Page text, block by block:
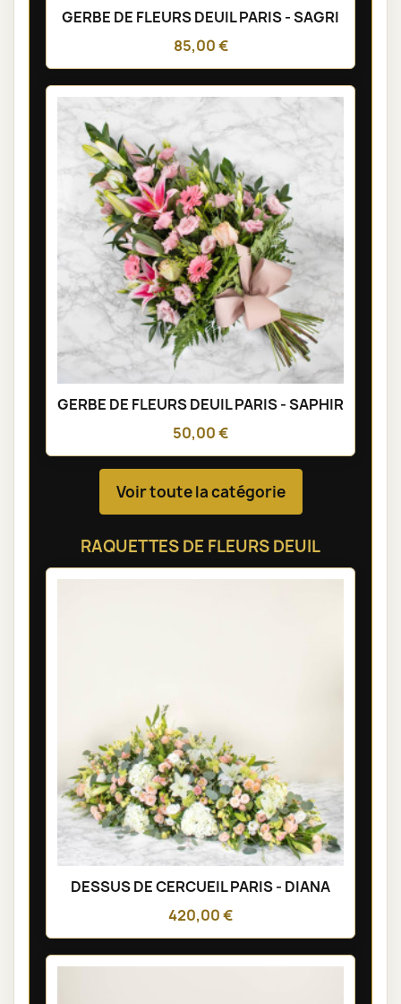
GERBE DE FLEURS DEUIL PARIS - SAGRI
85,00 €
GERBE DE FLEURS DEUIL PARIS - SAPHIR
50,00 €
Voir toute la catégorie
RAQUETTES DE FLEURS DEUIL
DESSUS DE CERCUEIL PARIS - DIANA
420,00 €